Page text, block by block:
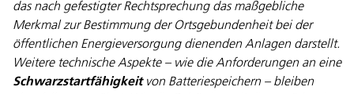
das nach gefestigter Rechtsprechung das maßgebliche
Merkmal zur Bestimmung der Ortsgebundenheit bei der
öffentlichen Energieversorgung dienenden Anlagen darstellt.
Weitere technische Aspekte – wie die Anforderungen an eine
Schwarzstartfähigkeitvon Batteriespeichern – bleiben